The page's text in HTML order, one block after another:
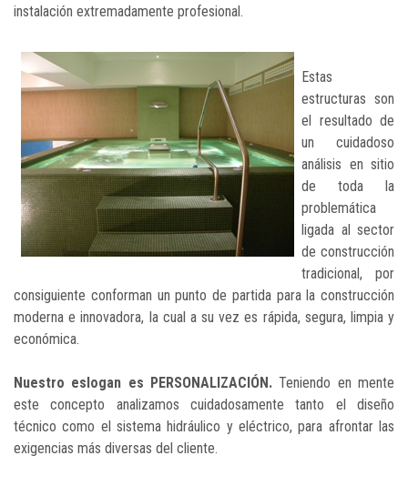
instalación extremadamente profesional.
Estas
estructuras son
el resultado de
un cuidadoso
análisis en sitio
de toda la
problemática
ligada al sector
de construcción
tradicional, por
consiguiente conforman un punto de partida para la construcción
moderna e innovadora, la cual a su vez es rápida, segura, limpia y
económica.
Nuestro eslogan es PERSONALIZACIÓN.Teniendo en mente
este concepto analizamos cuidadosamente tanto el diseño
técnico como el sistema hidráulico y eléctrico, para afrontar las
exigencias más diversas del cliente.